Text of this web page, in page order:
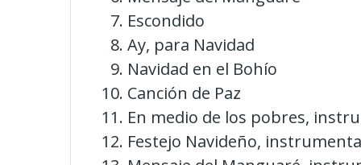
Escondido
Ay, para Navidad
Navidad en el Bohío
Canción de Paz
En medio de los pobres,
Festejo Navideño,